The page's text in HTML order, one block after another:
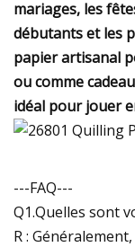
mariages, les
débutants et les
papier artisanal
ou comme
idéal pour jouer
---FAQ---
Q1.Quelles sont
R :